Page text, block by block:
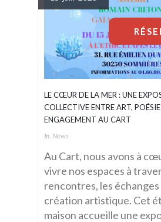
LE CŒUR DE LA MER : UNE
COLLECTIVE ENTRE ART,
ENGAGEMENT AU CART
In News
Au Cart, nous avons à
vivre nos espaces à
rencontres, les échanges
création artistique. Cet
maison accueille une